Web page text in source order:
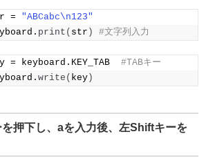
= "ABCabc\n123"
print ( str ) #文字列入力
= keyboard.KEY_TAB #TABキー
write ( key )
押下し、aを入力後、左Shiftキーを